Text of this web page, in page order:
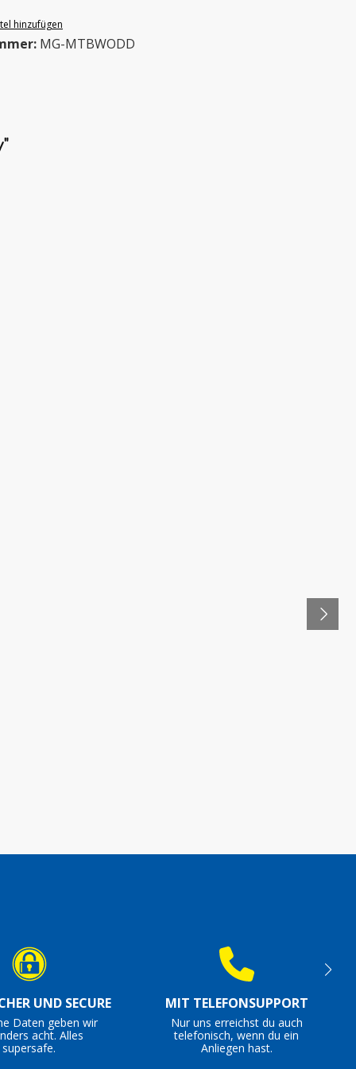
hinzufügen
MG-MTBWODD
UND SECURE
Daten geben wir
acht. Alles
supersafe.
MIT TELEFONSUPPORT
Nur uns erreichst du auch
telefonisch, wenn du ein
Anliegen hast.